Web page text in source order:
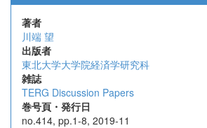
著者
川端 望
出版者
東北大学大学院経済学研究科
雑誌
TERG Discussion Papers
巻号頁・発行日
no.414, pp.1-8, 2019-11